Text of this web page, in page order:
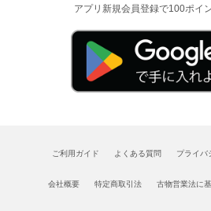
アプリ新規会員登録で100ポイ
ご利用ガイド よくある質問 プライバ
会社概要 特定商取引法 古物営業法に